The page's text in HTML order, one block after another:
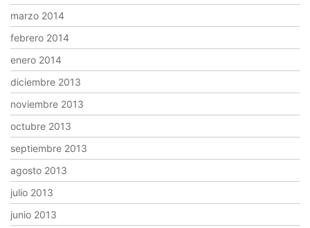
marzo 2014
febrero 2014
enero 2014
diciembre 2013
noviembre 2013
octubre 2013
septiembre 2013
agosto 2013
julio 2013
junio 2013